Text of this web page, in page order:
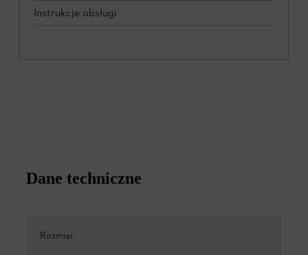
Instrukcje obsługi
Dane techniczne
Rozmiar